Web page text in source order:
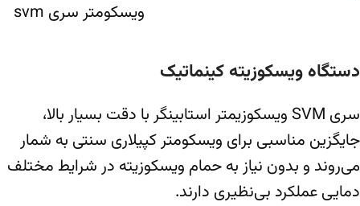
ویسکومتر سری svm
دستگاه ویسکوزیته کینماتیک
سری SVM ویسکوزیمتر استابینگر با دقت بسیار بالا،
جایگزین مناسبی برای ویسکومتر کپیلاری سنتی به شمار
می‌روند و بدون نیاز به حمام ویسکوزیته در شرایط مختلف
دمایی عملکرد بی‌نظیری دارند.